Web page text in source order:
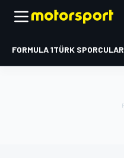
FORMULA 1TÜRK SPORCULAR